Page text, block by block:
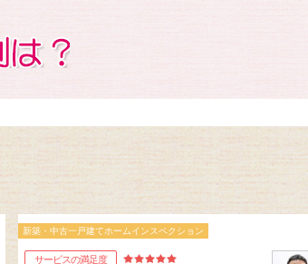
サービスの満足度
新築・中古一戸建てホームインスペクション